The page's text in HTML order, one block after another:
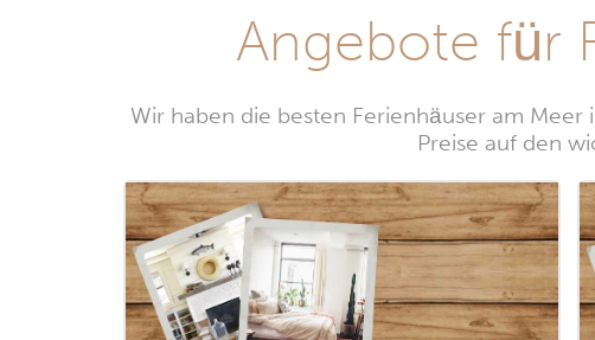
Angebote für
Wir haben die besten Ferienhäuser am
Preise auf den